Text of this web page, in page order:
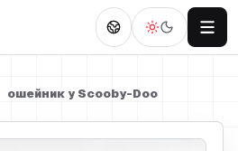
ошейник у Scooby-Doo